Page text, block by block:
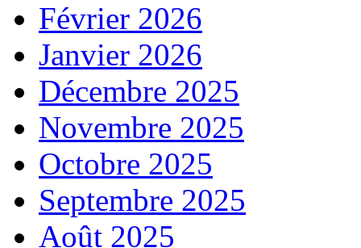
Février 2026
Janvier 2026
Décembre 2025
Novembre 2025
Octobre 2025
Septembre 2025
Août 2025